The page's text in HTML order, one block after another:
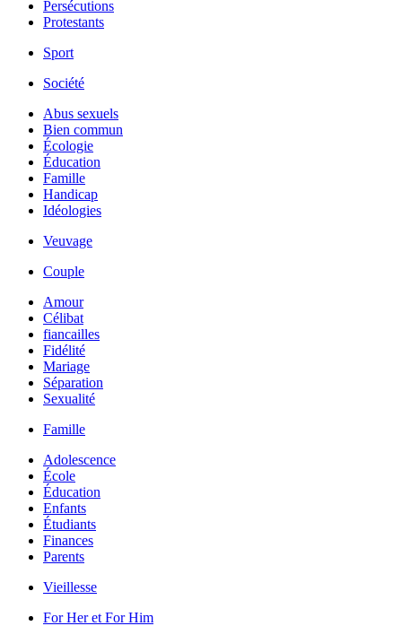
Persécutions
Protestants
Sport
Société
Abus sexuels
Bien commun
Écologie
Éducation
Famille
Handicap
Idéologies
Veuvage
Couple
Amour
Célibat
fiancailles
Fidélité
Mariage
Séparation
Sexualité
Famille
Adolescence
École
Éducation
Enfants
Étudiants
Finances
Parents
Vieillesse
For Her et For Him